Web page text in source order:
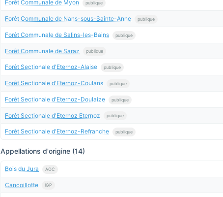
Forêt Communale de Myon publique
Forêt Communale de Nans-sous-Sainte-Anne publique
Forêt Communale de Salins-les-Bains publique
Forêt Communale de Saraz publique
Forêt Sectionale d'Eternoz-Alaise publique
Forêt Sectionale d'Eternoz-Coulans publique
Forêt Sectionale d'Eternoz-Doulaize publique
Forêt Sectionale d'Eternoz Eternoz publique
Forêt Sectionale d'Eternoz-Refranche publique
Appellations d'origine (14)
Bois du Jura AOC
Cancoillotte IGP